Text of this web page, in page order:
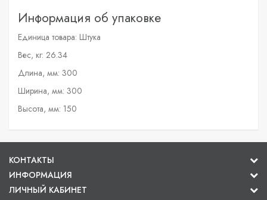
Информация об упаковке
Единица товара: Штука
Вес, кг: 26.34
Длина, мм: 300
Ширина, мм: 300
Высота, мм: 150
КОНТАКТЫ
ИНФОРМАЦИЯ
ЛИЧНЫЙ КАБИНЕТ